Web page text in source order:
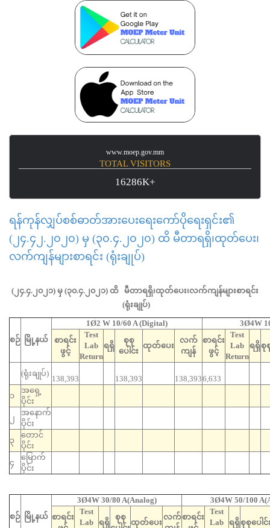
www.moep.gov.mm
TOTAL VISITORS
16286K+
ရန်ကုန်လျှပ်စစ်ဓာတ်အားပေးရေးကော်ပိုရေးရှင်း၏
(၂၄.၄၂.၂၀၂၀) မှ (၃၀.၄.၂၀၂၀) ထိ မီတာရရှိ၊ထုတ်ပေး၊
လက်ကျန်များစာရင်း (ရုံးချုပ်)
(၂၄.၄.၂၀၂၁) မှ (၃၀.၄.၂၀၂၁) ထိ မီတာရရှိ၊ထုတ်ပေး၊လက်ကျန်များစာရင်း
(ရုံးချုပ်)
စဉ် မြို့နယ်
1Ø2 W 10/60 A (Digital)
3Ø4W
စာရင်း
ဖွင့်
Test
Lab
Return
ရရှိ
စုစု
ပေါင်း
ထုတ်ပေး
လက်
ကျန်
စာရင်း
ဖွင့်
Test
Lab
Return
ရရှိစု
(ရုံးချုပ်)
138,393 138,393 138,3936,633
၁
အရှေ့
ပိုင်း
၂
အနောက်
ပိုင်း
၃
တောင်
ပိုင်း
၄
မြောက်
ပိုင်း
စဉ် မြို့နယ်
3Ø4W 30/80 A(Analog)
3Ø4W 50/100
စာရင်း
Test
Lab ရရှိ
စုစု
ထုတ်ပေး
လက်စာရင်း
Test
Lab ရရှိစုစုပေါင်